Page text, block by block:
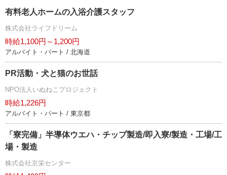
有料老人ホームの入浴介護スタッフ
株式会社ライフドリーム
時給1,100円～1,200円
アルバイト・パート / 北海道
PR活動・犬と猫のお世話
NPO法人いぬねこプロジェクト
時給1,226円
アルバイト・パート / 東京都
「寮完備」半導体ウエハ・チップ製造/即入寮/製造・工場/工
場・製造
株式会社京栄センター